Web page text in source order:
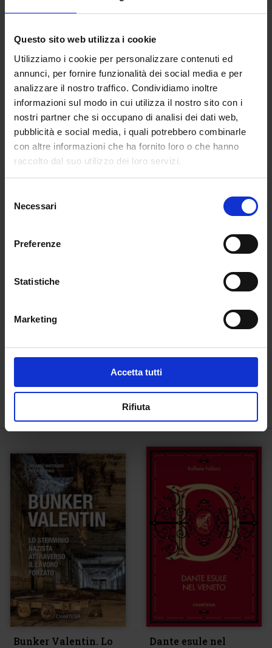
Questo sito web utilizza i cookie
Utilizziamo i cookie per personalizzare contenuti ed
annunci, per fornire funzionalità dei social media e per
analizzare il nostro traffico. Condividiamo inoltre
informazioni sul modo in cui utilizza il nostro sito con i
nostri partner che si occupano di analisi dei dati web,
pubblicità e social media, i quali potrebbero combinarle
con altre informazioni che ha fornito loro o che hanno
raccolto dal suo utilizzo dei loro servizi.
delNecessari
Preferenze
Statistiche
Marketing
Accetta tutti
Rifiuta
appassionati, agli studiosi, agli insegnanti e a chi desidera
attraverso opere documentate, accessibili e capaci di
parlare al presente.
Esplora i saggi storici illustrati della collana Historica e
scopri storie, documenti e testimonianze che meritano
di essere conosciuti e tramandati.
Arrivo a Mauthausen.
€
Baracke Wilhelmine.
terrore nazista
Bunker Valentin. Lo
Dante esule nel